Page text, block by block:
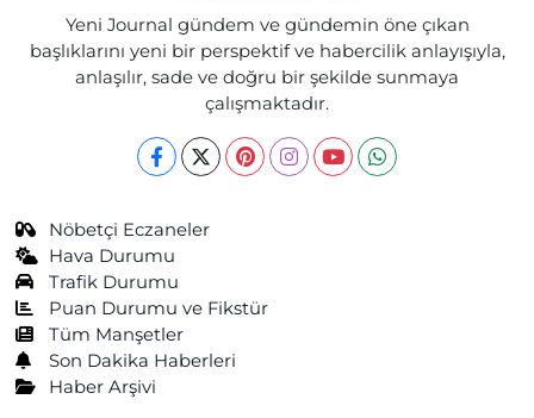
Yeni Journal gündem ve gündemin öne çıkan
başlıklarını yeni bir perspektif ve habercilik anlayışıyla,
anlaşılır, sade ve doğru bir şekilde sunmaya
çalışmaktadır.
Nöbetçi Eczaneler
Hava Durumu
Trafik Durumu
Puan Durumu ve Fikstür
Tüm Manşetler
Son Dakika Haberleri
Haber Arşivi